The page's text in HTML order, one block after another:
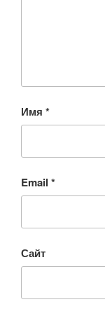
Имя *
Email *
Сайт